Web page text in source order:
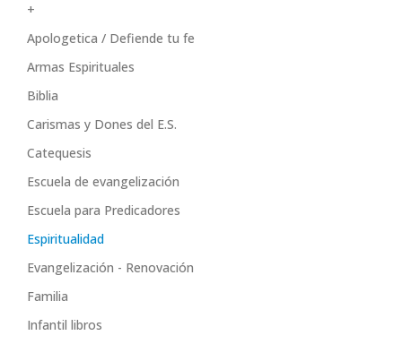
+
Apologetica / Defiende tu fe
Armas Espirituales
Biblia
Carismas y Dones del E.S.
Catequesis
Escuela de evangelización
Escuela para Predicadores
Espiritualidad
Evangelización - Renovación
Familia
Infantil libros